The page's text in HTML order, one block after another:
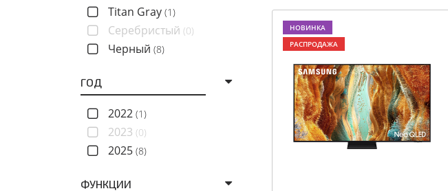
Titan Gray (1)
Серебристый (0)
Черный (8)
ГОД
2022 (1)
2023 (0)
2025 (8)
ФУНКЦИИ
НОВИНКА
РАСПРОДАЖА